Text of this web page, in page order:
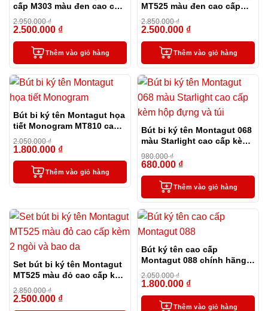
cấp M303 màu đen cao cấp
làm quà
2.950.000₫
2.500.000 ₫
Thêm vào giỏ hàng
MT525 màu đen cao cấp
kèm 2 ngòi và bao da
2.850.000₫
2.500.000 ₫
Thêm vào giỏ hàng
Bút bi ký tên Montagut họa
tiết Monogram MT810 cao
cấp (màu đen)
2.050.000₫
1.800.000 ₫
Thêm vào giỏ hàng
Bút bi ký tên Montagut 068
màu Starlight cao cấp kèm
hộp đựng và túi
980.000₫
680.000 ₫
Thêm vào giỏ hàng
Set bút bi ký tên Montagut
MT525 màu đỏ cao cấp kèm
2 ngòi và bao da
2.850.000₫
2.500.000 ₫
Bút ký tên cao cấp
Montagut 088 chính hãng
màu đen tặng kèm 3 ngòi,
túi và hộp
2.050.000₫
1.800.000 ₫
Thêm vào giỏ hàng